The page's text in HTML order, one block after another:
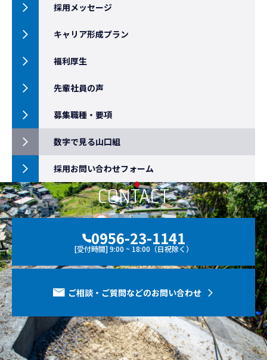
採用メッセージ
キャリア形成プラン
福利厚生
先輩社員の声
募集職種・要項
数字で見る山口組
採用お問い合わせフォーム
CONTACT
0956-23-1141
[受付時間] 9:00 ~ 18:00（日祝除く）
ご相談・ご質問などのお問い合わせ